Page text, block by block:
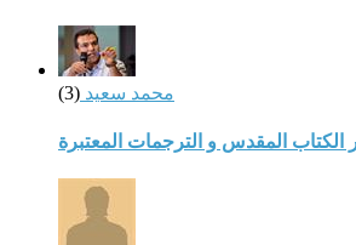
محمد سعيد (3)
الكتاب المقدس و الترجمات المعتبرة